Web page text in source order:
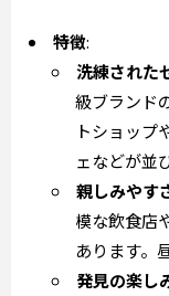
特徴:
洗練された
級ブランド
トショップ
ェなどが並
親しみやす
模な飲食店
あります。
発見の楽し